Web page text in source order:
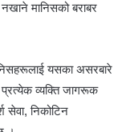
मानिसको बराबर
यसका असरबारे
व्यक्ति जागरूक
सेवा, निकोटिन